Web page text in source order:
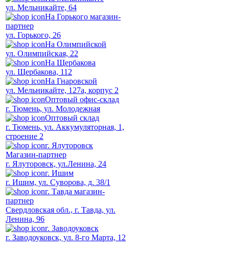
ул. Мельникайте, 64
На Горького магазин-
партнер
ул. Горького, 26
На Олимпийской
ул. Олимпийская, 22
На Щербакова
ул. Щербакова, 112
На Гнаровской
ул. Мельникайте, 127а, корпус 2
Оптовый офис-склад
г. Тюмень, ул. Молодежная
Оптовый склад
г. Тюмень, ул. Аккумуляторная, 1,
строение 2
г. Ялуторовск
Магазин-партнер
г. Ялуторовск, ул.Ленина, 24
г. Ишим
г. Ишим, ул. Суворова, д. 38/1
г. Тавда магазин-
партнер
Свердловская обл., г. Тавда, ул.
Ленина, 96
г. Заводоуковск
г. Заводоуковск, ул. 8-го Марта, 12